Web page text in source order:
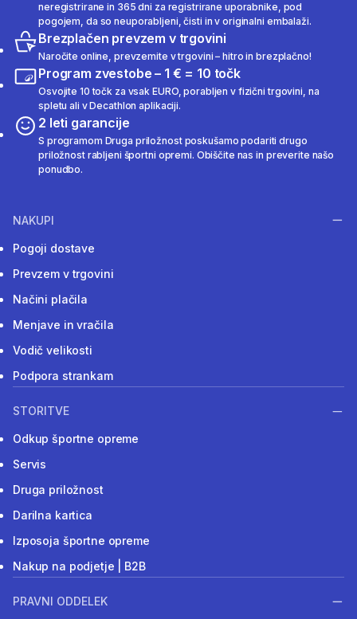
neregistrirane in 365 dni za registrirane uporabnike, pod
pogojem, da so neuporabljeni, čisti in v originalni embalaži.
Brezplačen prevzem v trgovini
Naročite online, prevzemite v trgovini – hitro in brezplačno!
Program zvestobe – 1 € = 10 točk
Osvojite 10 točk za vsak EURO, porabljen v fizični trgovini, na
spletu ali v Decathlon aplikaciji.
2 leti garancije
S programom Druga priložnost poskušamo podariti drugo
priložnost rabljeni športni opremi. Obiščite nas in preverite našo
ponudbo.
NAKUPI
Pogoji dostave
Prevzem v trgovini
Načini plačila
Menjave in vračila
Vodič velikosti
Podpora strankam
STORITVE
Odkup športne opreme
Servis
Druga priložnost
Darilna kartica
Izposoja športne opreme
Nakup na podjetje | B2B
PRAVNI ODDELEK